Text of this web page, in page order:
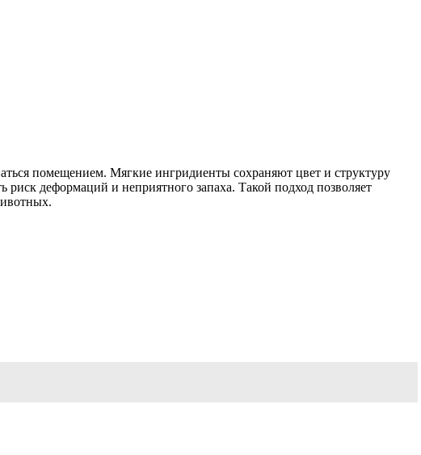
помещением. Мягкие ингридиенты сохраняют цвет и структуру
деформаций и неприятного запаха. Такой подход позволяет